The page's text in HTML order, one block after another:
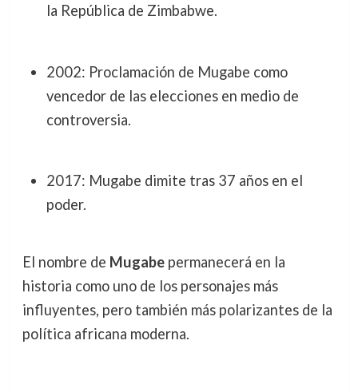
la República de Zimbabwe.
2002: Proclamación de Mugabe como
vencedor de las elecciones en medio de
controversia.
2017: Mugabe dimite tras 37 años en el
poder.
El nombre de Mugabepermanecerá en la
historia como uno de los personajes más
influyentes, pero también más polarizantes de la
política africana moderna.